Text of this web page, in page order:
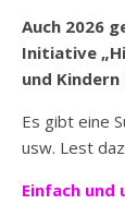
Auch 2026
Initiative
und
Es gibt eine
usw. Lest
Einfach